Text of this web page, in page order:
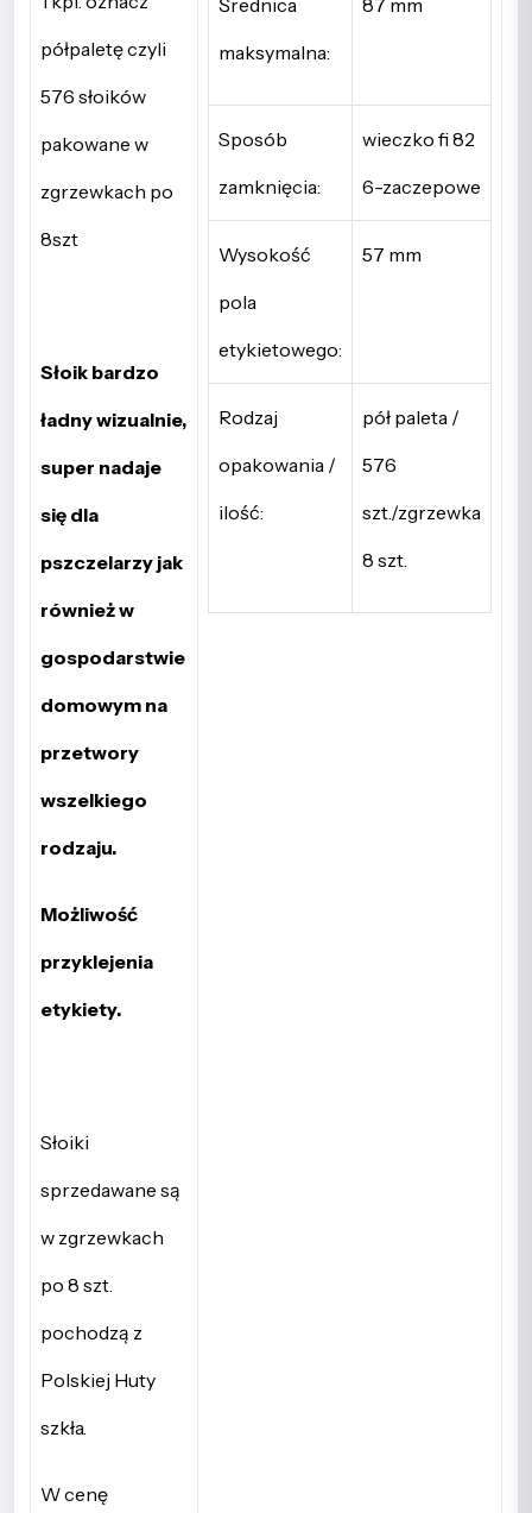
półpaletę czyli
576 słoików
pakowane w
zgrzewkach po
8szt
Słoik bardzo
ładny wizualnie,
super nadaje
się dla
pszczelarzy jak
również w
gospodarstwie
domowym na
przetwory
wszelkiego
rodzaju.
Możliwość
przyklejenia
etykiety.
Słoiki
sprzedawane są
w zgrzewkach
po 8 szt.
pochodzą z
Polskiej Huty
szkła.
W cenę
Średnica
maksymalna:
87 mm
Sposób
zamknięcia:
wieczko fi 82
6-zaczepowe
Wysokość
pola
etykietowego:
57 mm
Rodzaj
opakowania /
ilość:
pół paleta /
576
szt./zgrzewka
8 szt.